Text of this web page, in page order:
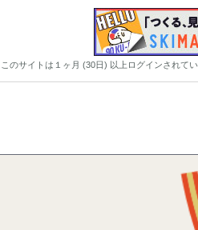
このサイトは１ヶ月 (30日) 以上ログインされて